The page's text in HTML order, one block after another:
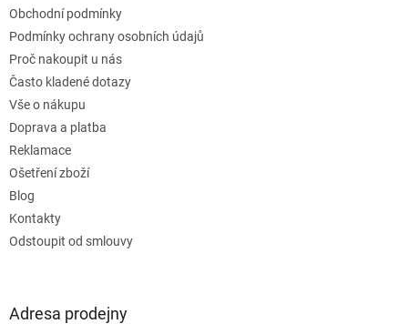
Obchodní podmínky
Podmínky ochrany osobních údajů
Proč nakoupit u nás
Často kladené dotazy
Vše o nákupu
Doprava a platba
Reklamace
Ošetření zboží
Blog
Kontakty
Odstoupit od smlouvy
Adresa prodejny